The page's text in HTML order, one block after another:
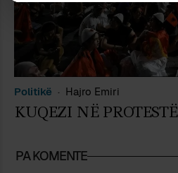
Politikë Hajro Emiri
KUQEZI NË PROTESTË
PA KOMENTE